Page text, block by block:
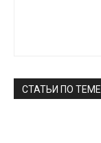
СТАТЬИ ПО ТЕМЕ